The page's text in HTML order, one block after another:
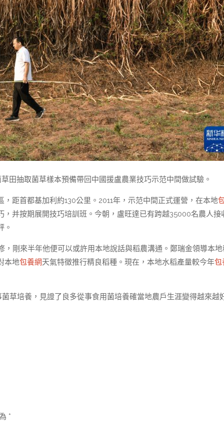
田抽取菌草樣本預備帶回中國援盧農業技巧示范中間做試驗。
距首都基加利約130公里。2011年，示范中間正式運營，在本地
，并按期展開技巧培訓班。今朝，盧旺達已有跨越35000名農人接
。
，剛來半年他便可以或許用本地說話與稻農溝通。鄭瑞金領導本
本地包養網天氣特徵推行精良稻種。現在，本地水稻產量較今年包
草培養，見證了良多從事食用菌培養確當地農戶生涯變得越來越
*